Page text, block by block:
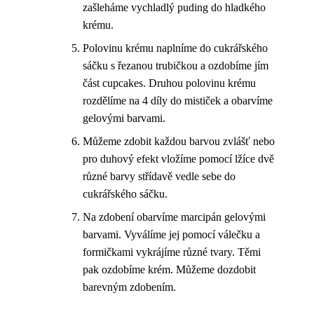
zašleháme vychladlý puding do hladkého
krému.
Polovinu krému naplníme do cukrářského
sáčku s řezanou trubičkou a ozdobíme jím
část cupcakes. Druhou polovinu krému
rozdělíme na 4 díly do mističek a obarvíme
gelovými barvami.
Můžeme zdobit každou barvou zvlášť nebo
pro duhový efekt vložíme pomocí lžíce dvě
různé barvy střídavě vedle sebe do
cukrářského sáčku.
Na zdobení obarvíme marcipán gelovými
barvami. Vyválíme jej pomocí válečku a
formičkami vykrájíme různé tvary. Těmi
pak ozdobíme krém. Můžeme dozdobit
barevným zdobením.